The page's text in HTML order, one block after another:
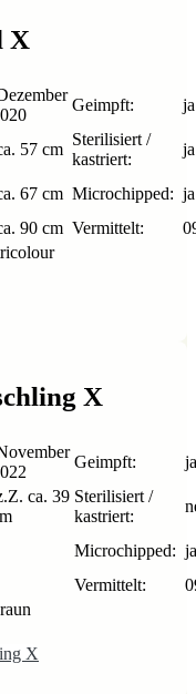
X
Geimpft: ja
57 cm
Sterilisiert /
kastriert:
ja
67 cm Microchipped: ja
90 cm Vermittelt:
X
Geimpft: ja
ca. 39 Sterilisiert /
kastriert:
Microchipped: ja
Vermittelt:
X